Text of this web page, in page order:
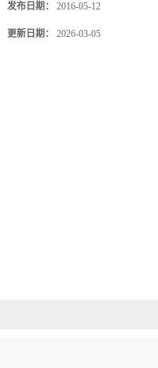
发布日期： 2016-05-12
更新日期： 2026-03-05